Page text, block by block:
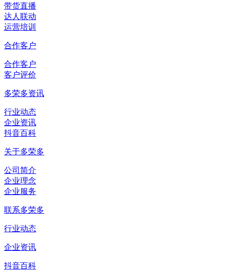
带货直播
达人联动
运营培训
合作客户
合作客户
客户评价
多荣多资讯
行业动态
企业资讯
抖音百科
关于多荣多
公司简介
企业理念
企业服务
联系多荣多
行业动态
企业资讯
抖音百科